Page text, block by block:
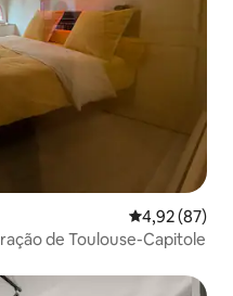
4,92 de uma
4,92 (87)
de Toulouse-Capitole